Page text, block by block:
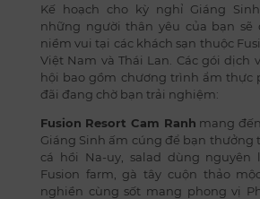
Kế hoạch cho kỳ nghỉ Giáng
những người thân yêu của bạn sẽ
niềm vui tại các khách sạn thuộc
Việt Nam và Thái Lan. Các gói dịch
hội bao gồm chương trình ẩm thực
đãi đang chờ bạn trải nghiệm:
Fusion Resort Cam Ranh mang
Giáng Sinh ấm cúng để bạn thưởng
cá hồi Na-uy, salad dùng
Fusion farm, gà tây cuộn thảo
nghiền cùng sốt mang phong vị